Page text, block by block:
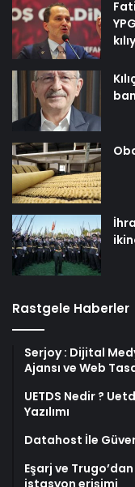
Rastgele Haberler
Serjoy : Dijital
Ajansı ve Web
UETDS Nedir ?
Yazılımı
Datahost İle
Eşarj ve
istasyon erişimi